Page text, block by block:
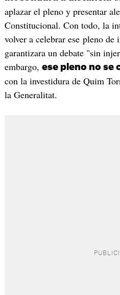
aplazar el pleno y presentar
Constitucional. Con todo, la
volver a celebrar ese pleno de
garantizara un debate "sin
embargo, ese pleno no se
con la investidura de Quim
la Generalitat.